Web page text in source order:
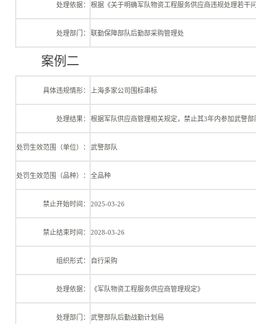
处理依据： 根据《关于明确军队物资工程服务供应商违规处理若干问题
处理部门： 联勤保障部队后勤部采购管理处
案例二
具体违规情形： 上海多家公司围标串标
处理结果： 根据军队供应商管理相关规定，禁止其3年内参加武警部队范
处罚生效范围（单位）： 武警部队
处罚生效范围（品种）： 全品种
禁止开始时间： 2025-03-26
禁止结束时间： 2028-03-26
组织形式： 自行采购
处理依据： 《军队物资工程服务供应商管理规定》
处理部门： 武警部队后勤战勤计划局